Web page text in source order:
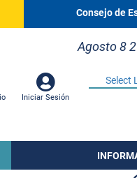
Consejo de
Agosto 8
Iniciar Sesión
Select